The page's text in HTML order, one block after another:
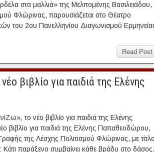
στα μαλλιά» της Μελπομένης Βασιλειάδου,
Φλώρινας, παρουσιάζεται στο Θέατρο
του 2ου Πανελληνίου Διαγωνισμού
Read Post
βιβλίο για παιδιά της Ελένης
το νέο βιβλίο για παιδιά της Ελένης
για παιδιά της Ελένης Παπαθεοδώρου,
της Λέσχης Πολιτισμού Φλώρινας, με τίτλο
παράξενο συμβαίνει κάθε βράδυ στο δάσος.